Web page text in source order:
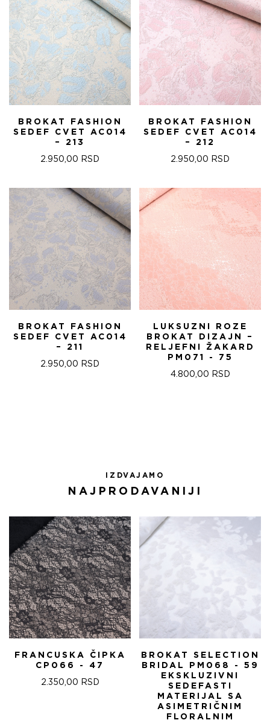
BROKAT FASHION
SEDEF CVET AC014
– 213
2.950,00 RSD
BROKAT FASHION
SEDEF CVET AC014
– 212
2.950,00 RSD
BROKAT FASHION
SEDEF CVET AC014
– 211
2.950,00 RSD
LUKSUZNI ROZE
BROKAT DIZAJN –
RELJEFNI ŽAKARD
PM071 - 75
4.800,00 RSD
IZDVAJAMO
NAJPRODAVANIJI
FRANCUSKA ČIPKA
CP066 - 47
2.350,00 RSD
BROKAT SELECTION
BRIDAL PM068 - 59
EKSKLUZIVNI
SEDEFASTI
MATERIJAL SA
ASIMETRIČNIM
FLORALNIM